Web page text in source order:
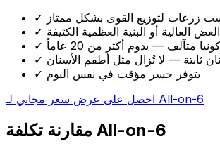
✓ زرعات لتوزيع القوى بشكل ممتاز
✓ العالية أو البنية العظمية الكثيفة
✓
متآلف — يدوم أكثر من 20 عاماً
✓ ثابتة — لا تُزال مثل أطقم الأسنان
✓ يتوفر جسر مؤقت في نفس اليوم
احصل على عرض سعر مجاني لـ All-on-6
مقارنة تكلفة All-on-6